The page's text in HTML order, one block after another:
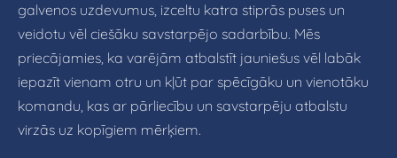
galvenos uzdevumus, izceltu katra stiprās puses un
veidotu vēl ciešāku savstarpējo sadarbību. Mēs
priecājamies, ka varējām atbalstīt jauniešus vēl labāk
iepazīt vienam otru un kļūt par spēcīgāku un vienotāku
komandu, kas ar pārliecību un savstarpēju atbalstu
virzās uz kopīgiem mērķiem.